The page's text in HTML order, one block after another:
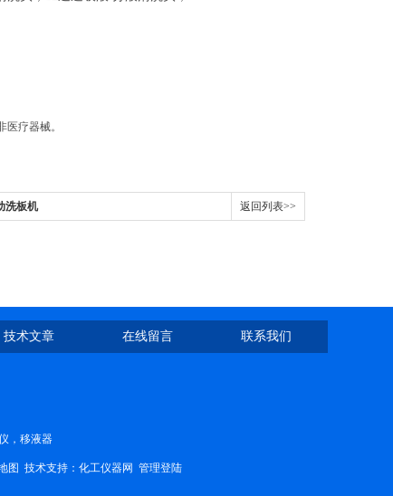
疗器械。
洗板机 返回列表>>
技术文章 在线留言 联系我们
，移液器
图 技术支持： 化工仪器网 管理登陆